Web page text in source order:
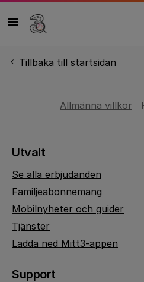
Tillbaka till startsidan
Allmänna villkor
Utvalt
Se alla erbjudanden
Familjeabonnemang
Mobilnyheter och guider
Tjänster
Ladda ned Mitt3-appen
Support